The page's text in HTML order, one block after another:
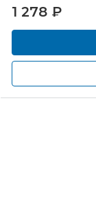
1 278 ₽